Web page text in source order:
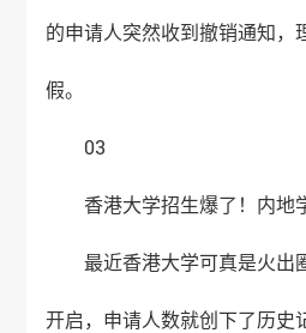
的申请人突然收到撤销通知，
假。
03
香港大学招生爆了！内地
最近香港大学可真是火出
开启，申请人数就创下了历史